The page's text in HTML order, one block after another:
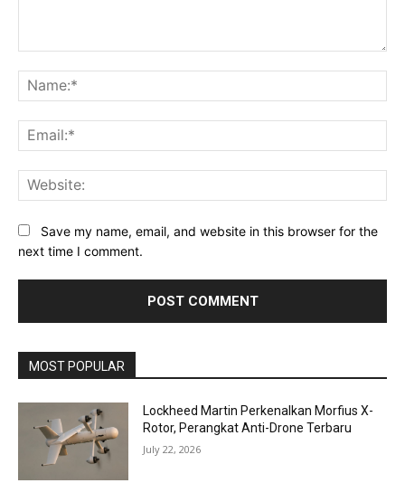
Save my name, email, and website in this browser for the
next time I comment.
MOST POPULAR
Lockheed Martin Perkenalkan Morfius X-
Rotor, Perangkat Anti-Drone Terbaru
July 22, 2026